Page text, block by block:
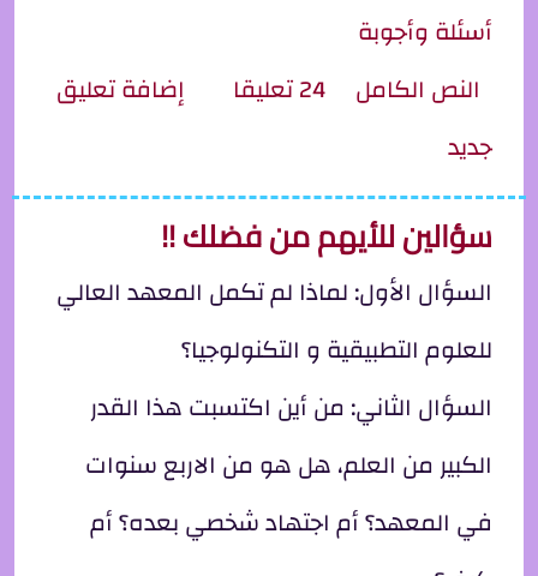
أسئلة وأجوبة
النص الكامل ِل القلب أقوى؟؟ أم العقل؟؟
24 تعليقا
إضافة تعليق
جديد
سؤالين للأيهم من فضلك !!
السؤال الأول: لماذا لم تكمل المعهد العالي
للعلوم التطبيقية و التكنولوجيا؟
السؤال الثاني: من أين اكتسبت هذا القدر
الكبير من العلم، هل هو من الاربع سنوات
في المعهد؟ أم اجتهاد شخصي بعده؟ أم